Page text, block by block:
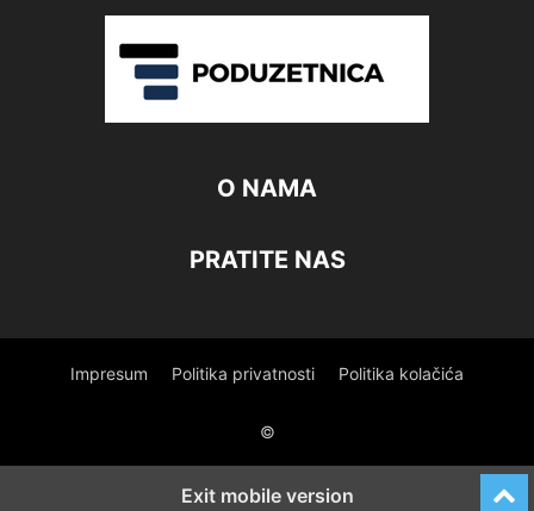
O NAMA
PRATITE NAS
Impresum Politika privatnosti Politika kolačića
©
Exit mobile version